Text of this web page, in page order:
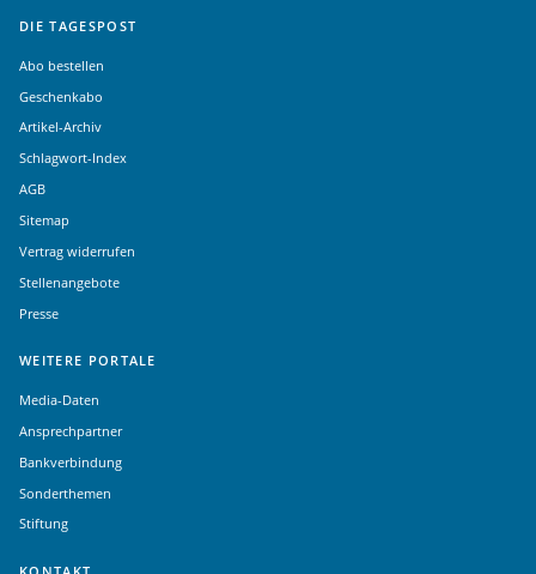
DIE TAGESPOST
Abo bestellen
Geschenkabo
Artikel-Archiv
Schlagwort-Index
AGB
Sitemap
Vertrag widerrufen
Stellenangebote
Presse
WEITERE PORTALE
Media-Daten
Ansprechpartner
Bankverbindung
Sonderthemen
Stiftung